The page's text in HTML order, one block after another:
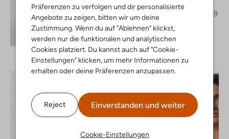
Präferenzen zu verfolgen und dir personalisierte
Angebote zu zeigen, bitten wir um deine
Zustimmung. Wenn du auf "Ablehnen" klickst,
werden nur die funktionalen und analytischen
Cookies platziert. Du kannst auch auf "Cookie-
Einstellungen" klicken, um mehr Informationen zu
erhalten oder deine Präferenzen anzupassen.
Reject Einverstanden und weiter
Cookie-Einstellungen
Entdecke den Look
Pantalon
€ 69,99
+ mehr farben